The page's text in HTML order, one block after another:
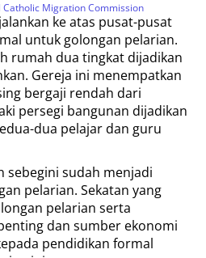
Migration Commission
ke atas pusat-pusat
untuk golongan pelarian.
rumah dua tingkat dijadikan
Gereja ini menempatkan
bergaji rendah dari
persegi bangunan dijadikan
dua pelajar dan guru
sebegini sudah menjadi
pelarian. Sekatan yang
pelarian serta
dan sumber ekonomi
pendidikan formal